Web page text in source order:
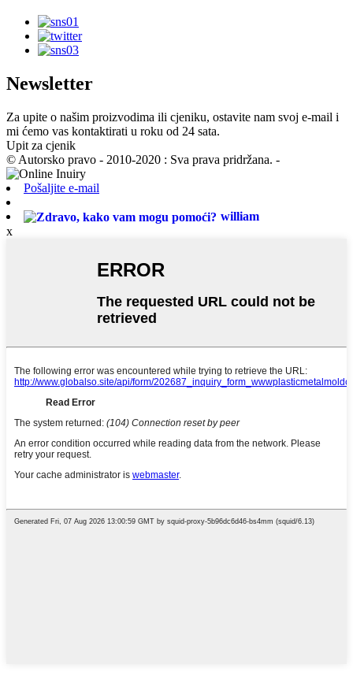
Newsletter
Za upite o našim proizvodima ili cjeniku, ostavite nam svoj e-mail i
mi ćemo vas kontaktirati u roku od 24 sata.
Upit za cjenik
© Autorsko pravo - 2010-2020 : Sva prava pridržana. -
Pošaljite e-mail
william
x